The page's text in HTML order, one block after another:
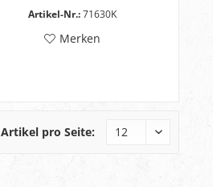
Artikel-Nr.:71630K
Merken
Artikel pro Seite: